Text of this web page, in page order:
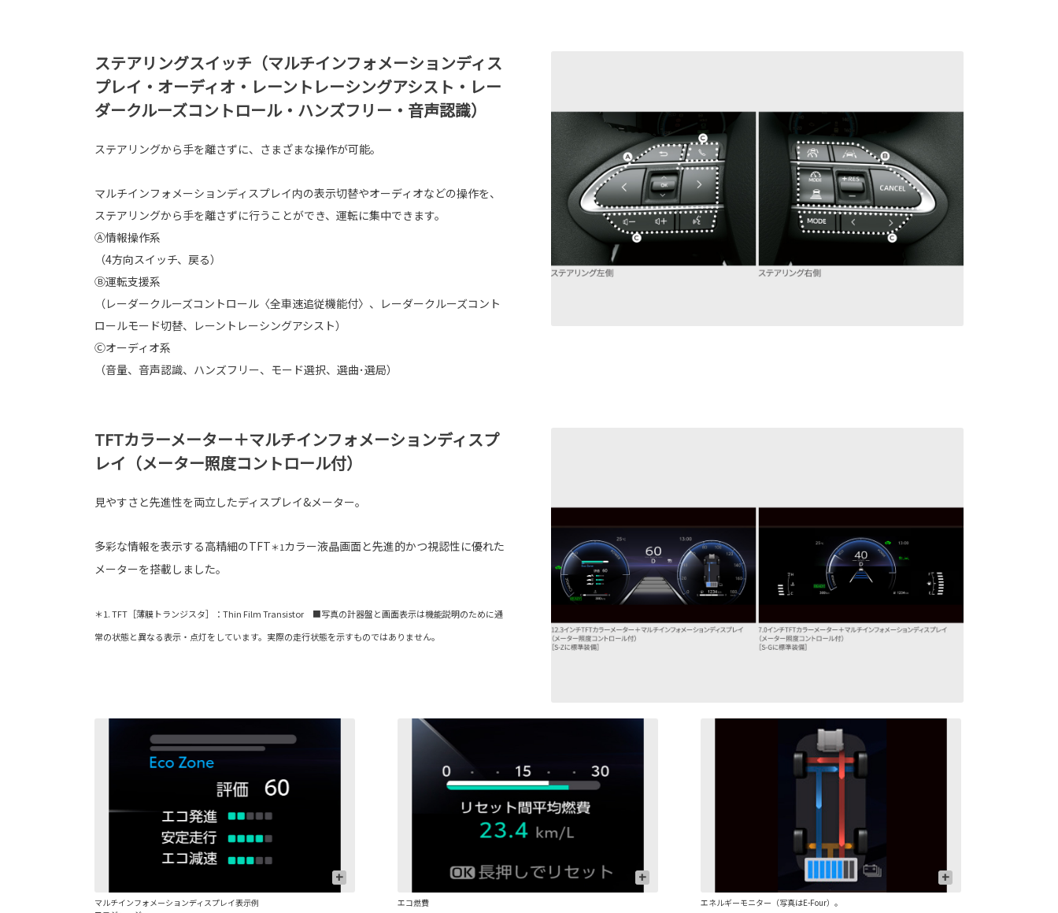
ステアリングスイッチ（マルチインフォメーションディス
プレイ・オーディオ・レーントレーシングアシスト・レー
ダークルーズコントロール・ハンズフリー・音声認識）
ステアリングから手を離さずに、さまざまな操作が可能。
マルチインフォメーションディスプレイ内の表示切替やオーディオなどの操作を、
ステアリングから手を離さずに行うことができ、運転に集中できます。
Ⓐ情報操作系
（4方向スイッチ、戻る）
Ⓑ運転支援系
（レーダークルーズコントロール〈全車速追従機能付〉、レーダークルーズコント
ロールモード切替、レーントレーシングアシスト）
Ⓒオーディオ系
（音量、音声認識、ハンズフリー、モード選択、選曲･選局）
TFTカラーメーター＋マルチインフォメーションディスプ
レイ（メーター照度コントロール付）
見やすさと先進性を両立したディスプレイ&メーター。
多彩な情報を表示する高精細のTFT＊1カラー液晶画面と先進的かつ視認性に優れた
メーターを搭載しました。
＊1. TFT［薄膜トランジスタ］：Thin Film Transistor ■写真の計器盤と画面表示は機能説明のために通
常の状態と異なる表示・点灯をしています。実際の走行状態を示すものではありません。
+
マルチインフォメーションディスプレイ表示例
+
エコ燃費
+
エネルギーモニター（写真はE-Four）。